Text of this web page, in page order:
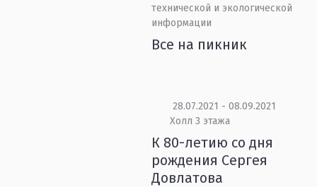
технической и экологической
информации
Все на пикник
28.07.2021 - 08.09.2021
Холл 3 этажа
К 80-летию со дня
рождения Сергея
Довлатова